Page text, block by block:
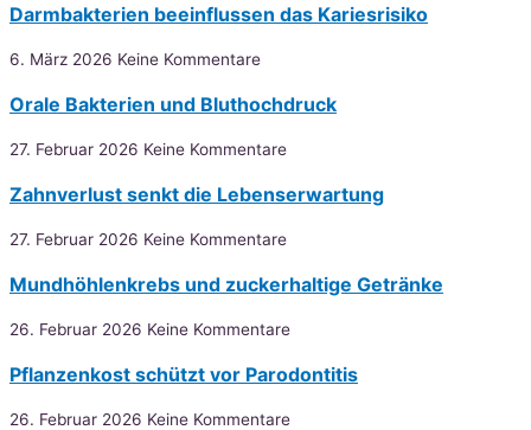
Darmbakterien beeinflussen das Kariesrisiko
6. März 2026 Keine Kommentare
Orale Bakterien und Bluthochdruck
27. Februar 2026 Keine Kommentare
Zahnverlust senkt die Lebenserwartung
27. Februar 2026 Keine Kommentare
Mundhöhlenkrebs und zuckerhaltige Getränke
26. Februar 2026 Keine Kommentare
Pflanzenkost schützt vor Parodontitis
26. Februar 2026 Keine Kommentare